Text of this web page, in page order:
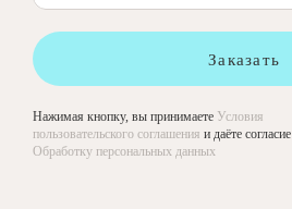
Заказать
Нажимая кнопку, вы принимаете Условия
пользовательского соглашения и даёте согласие
Обработку персональных данных